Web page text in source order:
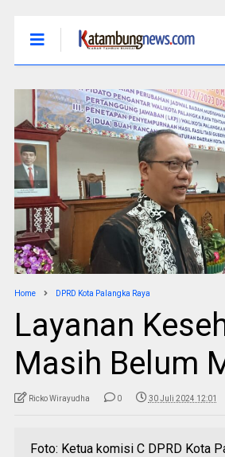
Home DPRD Kota Palangka Raya
Layanan
Masih Belum
Ricko Wirayudha 0 30 Juli 2024 12:01
Foto: Ketua komisi C DPRD Kota